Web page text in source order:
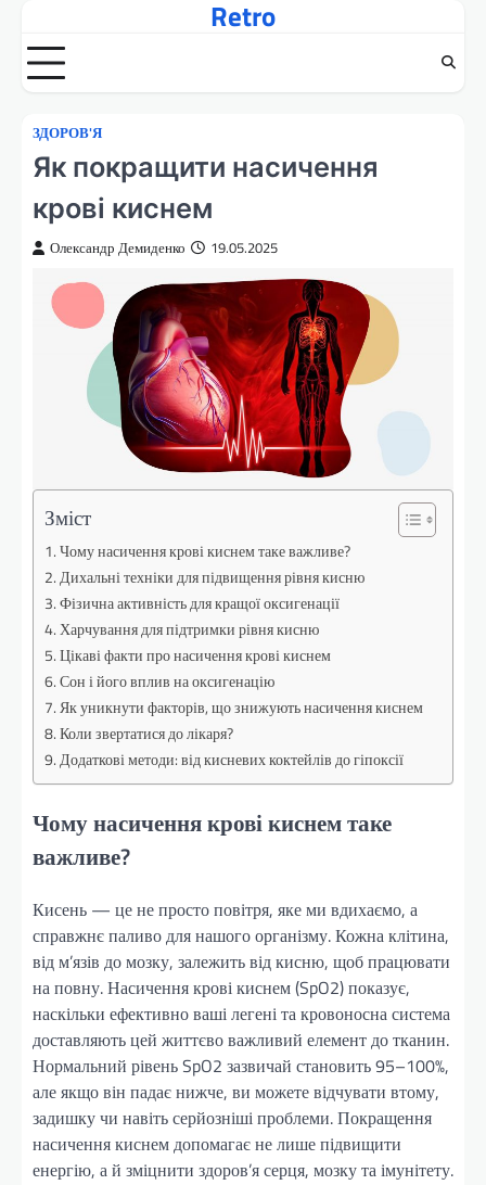
вмісту
Retro
ЗДОРОВ'Я
Як покращити насичення
крові киснем
Олександр Демиденко 19.05.2025
Зміст
Чому насичення крові киснем таке важливе?
Дихальні техніки для підвищення рівня кисню
Фізична активність для кращої оксигенації
Харчування для підтримки рівня кисню
Цікаві факти про насичення крові киснем
Сон і його вплив на оксигенацію
Як уникнути факторів, що знижують насичення киснем
Коли звертатися до лікаря?
Додаткові методи: від кисневих коктейлів до гіпоксії
Чому насичення крові киснем таке
важливе?
Кисень — це не просто повітря, яке ми вдихаємо, а
справжнє паливо для нашого організму. Кожна клітина,
від м’язів до мозку, залежить від кисню, щоб працювати
на повну. Насичення крові киснем (SpO2) показує,
наскільки ефективно ваші легені та кровоносна система
доставляють цей життєво важливий елемент до тканин.
Нормальний рівень SpO2 зазвичай становить 95–100%,
але якщо він падає нижче, ви можете відчувати втому,
задишку чи навіть серйозніші проблеми. Покращення
насичення киснем допомагає не лише підвищити
енергію, а й зміцнити здоров’я серця, мозку та імунітету.